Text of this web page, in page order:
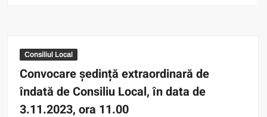
Consiliul Local
Convocare ședință extraordinară de
îndată de Consiliu Local, în data de
3.11.2023, ora 11.00